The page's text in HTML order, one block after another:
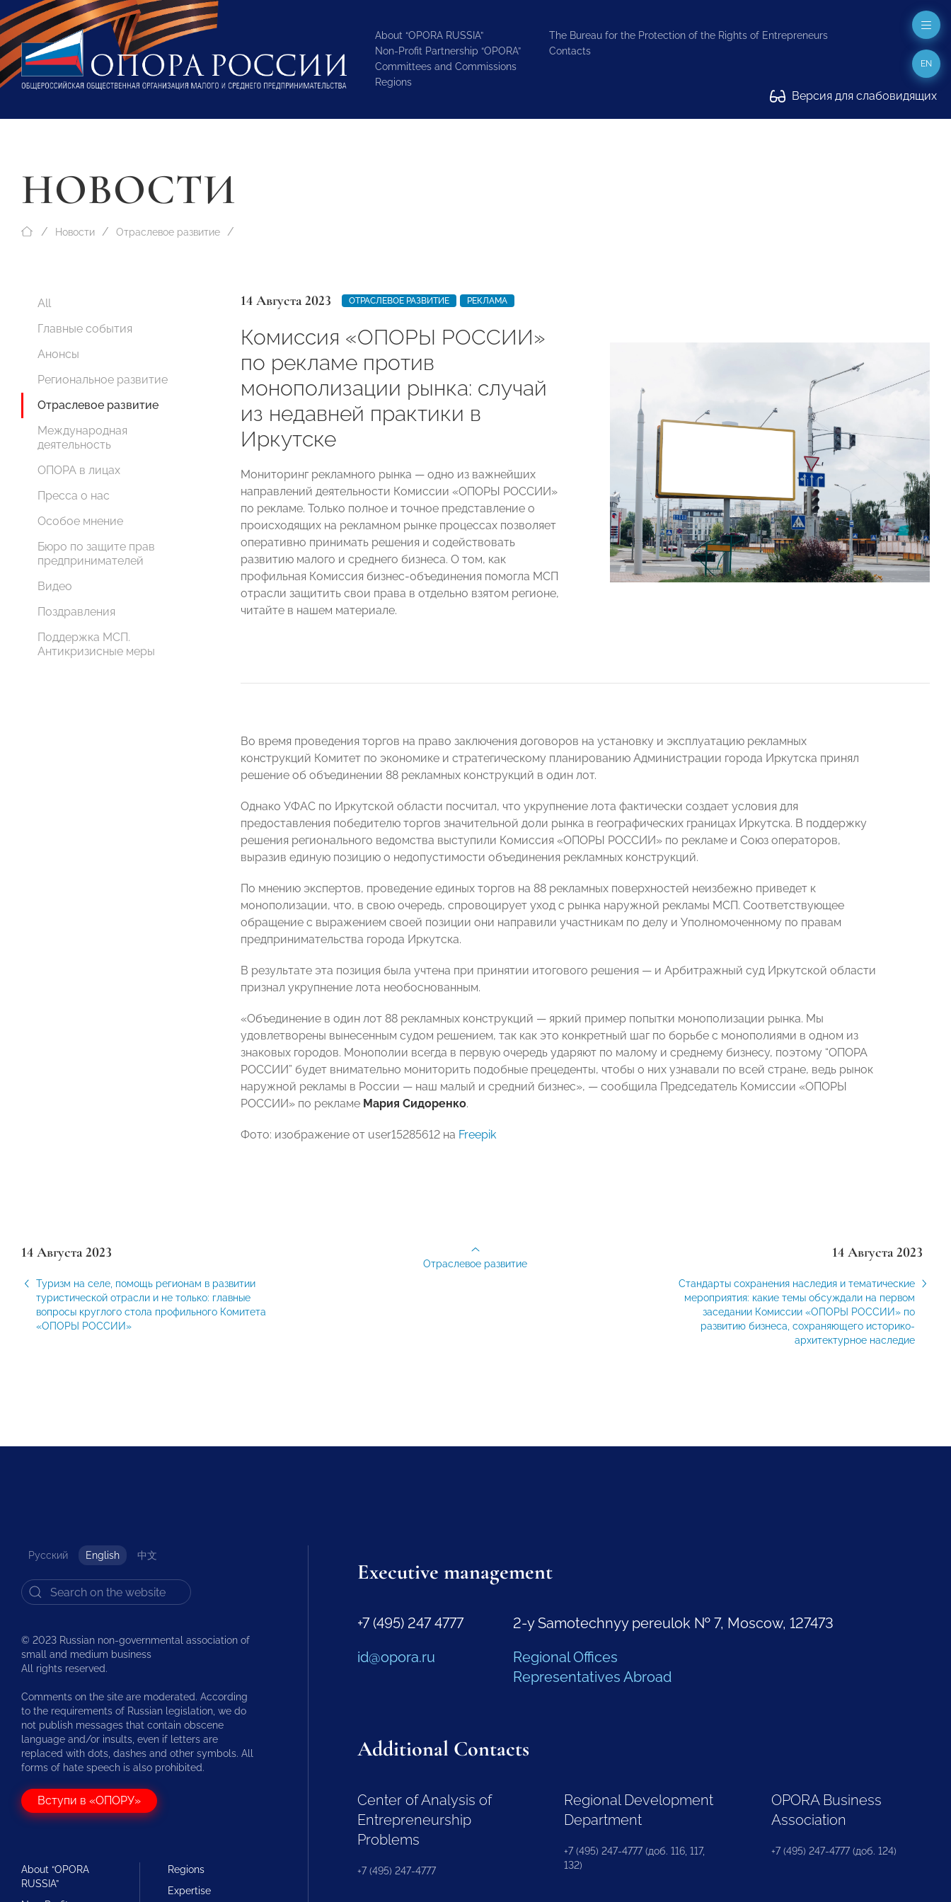
About “OPORA RUSSIA”
Non-Profit Partnership “OPORA”
Committees and Commissions
Regions
The Bureau for the Protection of the Rights of Entrepreneurs
Contacts
Версия для слабовидящих
EN
НОВОСТИ
Новости Отраслевое развитие
All
Главные события
Анонсы
Региональное развитие
Отраслевое развитие
Международная
деятельность
ОПОРА в лицах
Пресса о нас
Особое мнение
Бюро по защите прав
предпринимателей
Видео
Поздравления
Поддержка МСП.
Антикризисные меры
14 Августа 2023 ОТРАСЛЕВОЕ РАЗВИТИЕ РЕКЛАМА
Комиссия «ОПОРЫ РОССИИ»
по рекламе против
монополизации рынка: случай
из недавней практики в
Иркутске
Мониторинг рекламного рынка — одно из важнейших
направлений деятельности Комиссии «ОПОРЫ РОССИИ»
по рекламе. Только полное и точное представление о
происходящих на рекламном рынке процессах позволяет
оперативно принимать решения и содействовать
развитию малого и среднего бизнеса. О том, как
профильная Комиссия бизнес-объединения помогла МСП
отрасли защитить свои права в отдельно взятом регионе,
читайте в нашем материале.
Во время проведения торгов на право заключения договоров на установку и эксплуатацию рекламных
конструкций Комитет по экономике и стратегическому планированию Администрации города Иркутска принял
решение об объединении 88 рекламных конструкций в один лот.
Однако УФАС по Иркутской области посчитал, что укрупнение лота фактически создает условия для
предоставления победителю торгов значительной доли рынка в географических границах Иркутска. В поддержку
решения регионального ведомства выступили Комиссия «ОПОРЫ РОССИИ» по рекламе и Союз операторов,
выразив единую позицию о недопустимости объединения рекламных конструкций.
По мнению экспертов, проведение единых торгов на 88 рекламных поверхностей неизбежно приведет к
монополизации, что, в свою очередь, спровоцирует уход с рынка наружной рекламы МСП. Соответствующее
обращение с выражением своей позиции они направили участникам по делу и Уполномоченному по правам
предпринимательства города Иркутска.
В результате эта позиция была учтена при принятии итогового решения — и Арбитражный суд Иркутской области
признал укрупнение лота необоснованным.
«Объединение в один лот 88 рекламных конструкций — яркий пример попытки монополизации рынка. Мы
удовлетворены вынесенным судом решением, так как это конкретный шаг по борьбе с монополиями в одном из
знаковых городов. Монополии всегда в первую очередь ударяют по малому и среднему бизнесу, поэтому “ОПОРА
РОССИИ” будет внимательно мониторить подобные прецеденты, чтобы о них узнавали по всей стране, ведь рынок
наружной рекламы в России — наш малый и средний бизнес», — сообщила Председатель Комиссии «ОПОРЫ
РОССИИ» по рекламе Мария Сидоренко.
Фото: изображение от user15285612 на Freepik
14 Августа 2023
Туризм на селе, помощь регионам в развитии
туристической отрасли и не только: главные
вопросы круглого стола профильного Комитета
«ОПОРЫ РОССИИ»
14 Августа 2023
Стандарты сохранения наследия и тематические
мероприятия: какие темы обсуждали на первом
заседании Комиссии «ОПОРЫ РОССИИ» по
развитию бизнеса, сохраняющего историко-
архитектурное наследие
Отраслевое развитие
Русский English 中文
© 2023 Russian non-governmental association of
small and medium business
All rights reserved.
Comments on the site are moderated. According
to the requirements of Russian legislation, we do
not publish messages that contain obscene
language and/or insults, even if letters are
replaced with dots, dashes and other symbols. All
forms of hate speech is also prohibited.
Вступи в «ОПОРУ»
About “OPORA
RUSSIA”
Regions
Expertise
Executive management
+7 (495) 247 4777
id@opora.ru
2-y Samotechnyy pereulok № 7, Moscow, 127473
Regional Offices
Representatives Abroad
Additional Contacts
Center of Analysis of
Entrepreneurship
Problems
+7 (495) 247-4777
Regional Development
Department
+7 (495) 247-4777 (доб. 116, 117,
132)
OPORA Business
Association
+7 (495) 247-4777 (доб. 124)